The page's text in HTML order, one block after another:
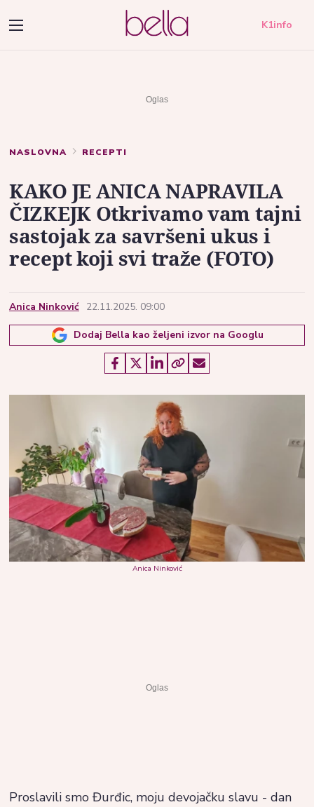
K1info
NASLOVNA RECEPTI
KAKO JE ANICA NAPRAVILA
ČIZKEJK Otkrivamo vam tajni
sastojak za savršeni ukus i
recept koji svi traže (FOTO)
Anica Ninković 22.11.2025. 09:00
Dodaj Bella kao željeni izvor na Googlu
Anica Ninković
Proslavili smo Đurđic, moju devojačku slavu - dan